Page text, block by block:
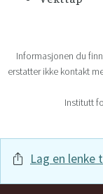
Informasjonen du
erstatter ikke kontakt
Institutt
Lag en lenke